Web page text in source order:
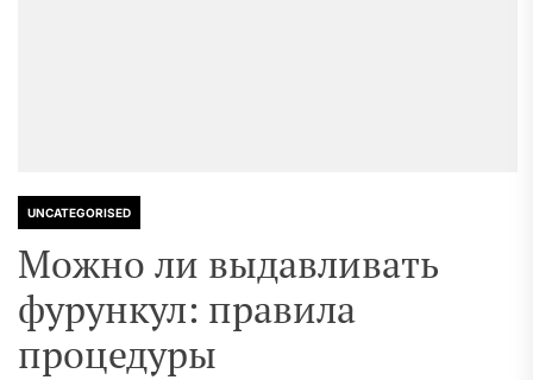
UNCATEGORISED
Можно ли выдавливать
фурункул: правила
процедуры